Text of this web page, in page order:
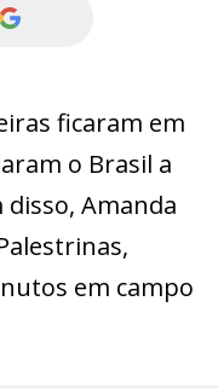
ficaram em
o Brasil a
disso, Amanda
em campo